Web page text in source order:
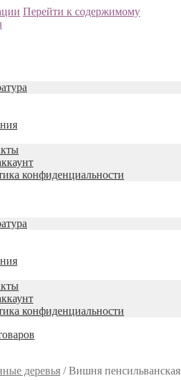
Перейти к содержимому
конфиденциальности
конфиденциальности
деревья /Вишня пенсильванская